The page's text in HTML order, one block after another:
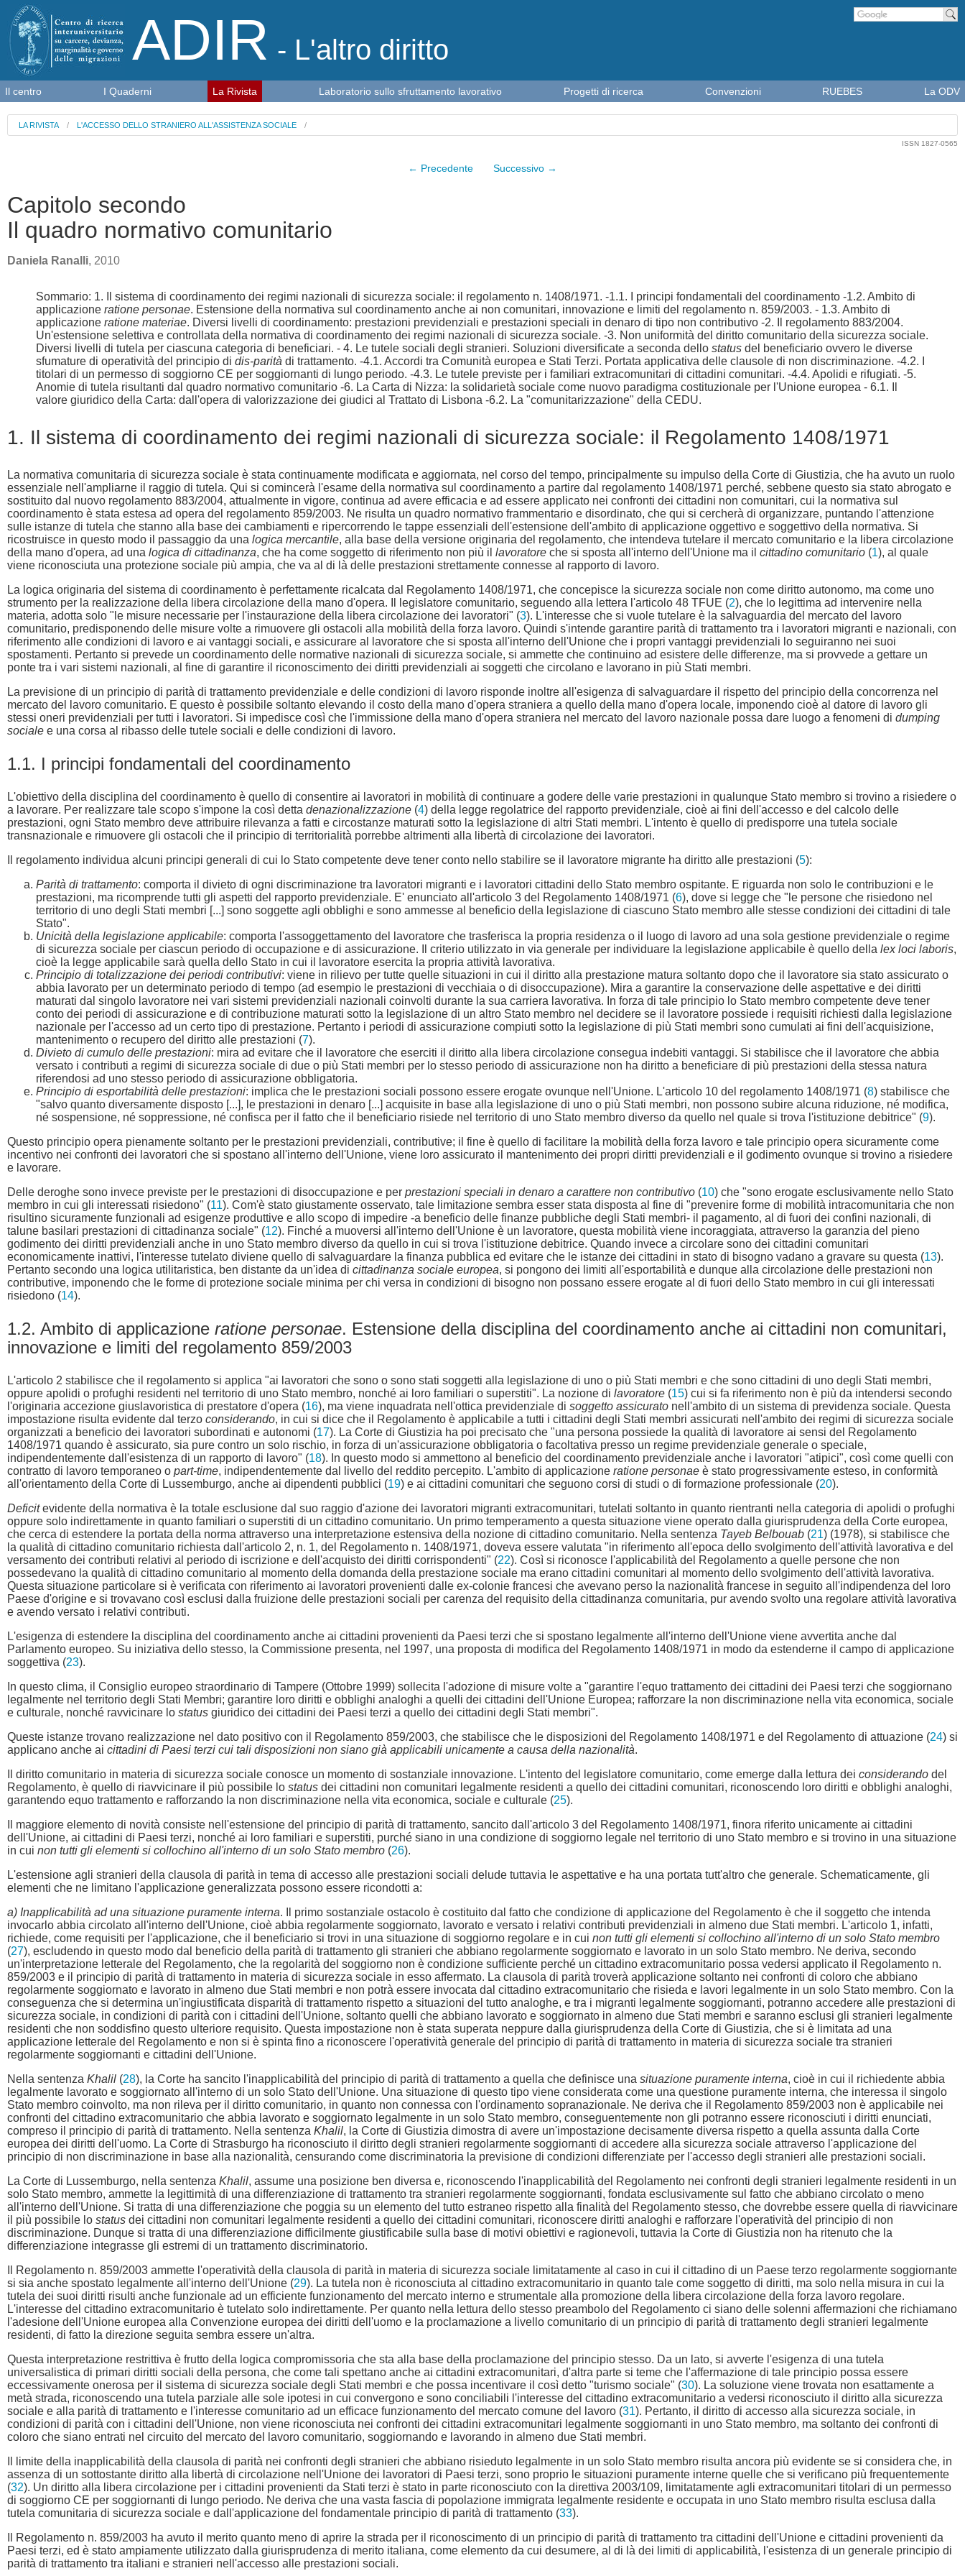
ADIR - L'altro diritto
LA RIVISTA / L'ACCESSO DELLO STRANIERO ALL'ASSISTENZA SOCIALE/
ISSN 1827-0565
← Precedente Successivo →
Capitolo secondo
Il quadro normativo comunitario
Daniela Ranalli, 2010
Sommario: 1. Il sistema di coordinamento dei regimi nazionali di sicurezza sociale: il regolamento n. 1408/1971. -1.1. I principi fondamentali del coordinamento -1.2. Ambito di
applicazione ratione personae. Estensione della normativa sul coordinamento anche ai non comunitari, innovazione e limiti del regolamento n. 859/2003. - 1.3. Ambito di
applicazione ratione materiae. Diversi livelli di coordinamento: prestazioni previdenziali e prestazioni speciali in denaro di tipo non contributivo -2. Il regolamento 883/2004.
Un'estensione selettiva e controllata della normativa di coordinamento dei regimi nazionali di sicurezza sociale. -3. Non uniformità del diritto comunitario della sicurezza sociale.
Diversi livelli di tutela per ciascuna categoria di beneficiari. - 4. Le tutele sociali degli stranieri. Soluzioni diversificate a seconda dello status del beneficiario ovvero le diverse
sfumature di operatività del principio di dis-parità di trattamento. -4.1. Accordi tra Comunità europea e Stati Terzi. Portata applicativa delle clausole di non discriminazione. -4.2. I
titolari di un permesso di soggiorno CE per soggiornanti di lungo periodo. -4.3. Le tutele previste per i familiari extracomunitari di cittadini comunitari. -4.4. Apolidi e rifugiati. -5.
Anomie di tutela risultanti dal quadro normativo comunitario -6. La Carta di Nizza: la solidarietà sociale come nuovo paradigma costituzionale per l'Unione europea - 6.1. Il
valore giuridico della Carta: dall'opera di valorizzazione dei giudici al Trattato di Lisbona -6.2. La "comunitarizzazione" della CEDU.
1. Il sistema di coordinamento dei regimi nazionali di sicurezza sociale: il Regolamento 1408/1971
La normativa comunitaria di sicurezza sociale è stata continuamente modificata e aggiornata, nel corso del tempo, principalmente su impulso della Corte di Giustizia, che ha avuto un ruolo
essenziale nell'ampliarne il raggio di tutela. Qui si comincerà l'esame della normativa sul coordinamento a partire dal regolamento 1408/1971 perché, sebbene questo sia stato abrogato e
sostituito dal nuovo regolamento 883/2004, attualmente in vigore, continua ad avere efficacia e ad essere applicato nei confronti dei cittadini non comunitari, cui la normativa sul
coordinamento è stata estesa ad opera del regolamento 859/2003. Ne risulta un quadro normativo frammentario e disordinato, che qui si cercherà di organizzare, puntando l'attenzione
sulle istanze di tutela che stanno alla base dei cambiamenti e ripercorrendo le tappe essenziali dell'estensione dell'ambito di applicazione oggettivo e soggettivo della normativa. Si
ricostruisce in questo modo il passaggio da una logica mercantile, alla base della versione originaria del regolamento, che intendeva tutelare il mercato comunitario e la libera circolazione
della mano d'opera, ad una logica di cittadinanza, che ha come soggetto di riferimento non più il lavoratore che si sposta all'interno dell'Unione ma il cittadino comunitario (1), al quale
viene riconosciuta una protezione sociale più ampia, che va al di là delle prestazioni strettamente connesse al rapporto di lavoro.
La logica originaria del sistema di coordinamento è perfettamente ricalcata dal Regolamento 1408/1971, che concepisce la sicurezza sociale non come diritto autonomo, ma come uno
strumento per la realizzazione della libera circolazione della mano d'opera. Il legislatore comunitario, seguendo alla lettera l'articolo 48 TFUE (2), che lo legittima ad intervenire nella
materia, adotta solo "le misure necessarie per l'instaurazione della libera circolazione dei lavoratori" (3). L'interesse che si vuole tutelare è la salvaguardia del mercato del lavoro
comunitario, predisponendo delle misure volte a rimuovere gli ostacoli alla mobilità della forza lavoro. Quindi s'intende garantire parità di trattamento tra i lavoratori migranti e nazionali, con
riferimento alle condizioni di lavoro e ai vantaggi sociali, e assicurare al lavoratore che si sposta all'interno dell'Unione che i propri vantaggi previdenziali lo seguiranno nei suoi
spostamenti. Pertanto si prevede un coordinamento delle normative nazionali di sicurezza sociale, si ammette che continuino ad esistere delle differenze, ma si provvede a gettare un
ponte tra i vari sistemi nazionali, al fine di garantire il riconoscimento dei diritti previdenziali ai soggetti che circolano e lavorano in più Stati membri.
La previsione di un principio di parità di trattamento previdenziale e delle condizioni di lavoro risponde inoltre all'esigenza di salvaguardare il rispetto del principio della concorrenza nel
mercato del lavoro comunitario. E questo è possibile soltanto elevando il costo della mano d'opera straniera a quello della mano d'opera locale, imponendo cioè al datore di lavoro gli
stessi oneri previdenziali per tutti i lavoratori. Si impedisce così che l'immissione della mano d'opera straniera nel mercato del lavoro nazionale possa dare luogo a fenomeni di dumping
sociale e una corsa al ribasso delle tutele sociali e delle condizioni di lavoro.
1.1. I principi fondamentali del coordinamento
L'obiettivo della disciplina del coordinamento è quello di consentire ai lavoratori in mobilità di continuare a godere delle varie prestazioni in qualunque Stato membro si trovino a risiedere o
a lavorare. Per realizzare tale scopo s'impone la così detta denazionalizzazione (4) della legge regolatrice del rapporto previdenziale, cioè ai fini dell'accesso e del calcolo delle
prestazioni, ogni Stato membro deve attribuire rilevanza a fatti e circostanze maturati sotto la legislazione di altri Stati membri. L'intento è quello di predisporre una tutela sociale
transnazionale e rimuovere gli ostacoli che il principio di territorialità porrebbe altrimenti alla libertà di circolazione dei lavoratori.
Il regolamento individua alcuni principi generali di cui lo Stato competente deve tener conto nello stabilire se il lavoratore migrante ha diritto alle prestazioni (5):
Parità di trattamento: comporta il divieto di ogni discriminazione tra lavoratori migranti e i lavoratori cittadini dello Stato membro ospitante. E riguarda non solo le contribuzioni e le
prestazioni, ma ricomprende tutti gli aspetti del rapporto previdenziale. E' enunciato all'articolo 3 del Regolamento 1408/1971 (6), dove si legge che "le persone che risiedono nel
territorio di uno degli Stati membri [...] sono soggette agli obblighi e sono ammesse al beneficio della legislazione di ciascuno Stato membro alle stesse condizioni dei cittadini di tale
Stato".
Unicità della legislazione applicabile: comporta l'assoggettamento del lavoratore che trasferisca la propria residenza o il luogo di lavoro ad una sola gestione previdenziale o regime
di sicurezza sociale per ciascun periodo di occupazione e di assicurazione. Il criterio utilizzato in via generale per individuare la legislazione applicabile è quello della lex loci laboris,
cioè la legge applicabile sarà quella dello Stato in cui il lavoratore esercita la propria attività lavorativa.
Principio di totalizzazione dei periodi contributivi: viene in rilievo per tutte quelle situazioni in cui il diritto alla prestazione matura soltanto dopo che il lavoratore sia stato assicurato o
abbia lavorato per un determinato periodo di tempo (ad esempio le prestazioni di vecchiaia o di disoccupazione). Mira a garantire la conservazione delle aspettative e dei diritti
maturati dal singolo lavoratore nei vari sistemi previdenziali nazionali coinvolti durante la sua carriera lavorativa. In forza di tale principio lo Stato membro competente deve tener
conto dei periodi di assicurazione e di contribuzione maturati sotto la legislazione di un altro Stato membro nel decidere se il lavoratore possiede i requisiti richiesti dalla legislazione
nazionale per l'accesso ad un certo tipo di prestazione. Pertanto i periodi di assicurazione compiuti sotto la legislazione di più Stati membri sono cumulati ai fini dell'acquisizione,
mantenimento o recupero del diritto alle prestazioni (7).
Divieto di cumulo delle prestazioni: mira ad evitare che il lavoratore che eserciti il diritto alla libera circolazione consegua indebiti vantaggi. Si stabilisce che il lavoratore che abbia
versato i contributi a regimi di sicurezza sociale di due o più Stati membri per lo stesso periodo di assicurazione non ha diritto a beneficiare di più prestazioni della stessa natura
riferendosi ad uno stesso periodo di assicurazione obbligatoria.
Principio di esportabilità delle prestazioni: implica che le prestazioni sociali possono essere erogate ovunque nell'Unione. L'articolo 10 del regolamento 1408/1971 (8) stabilisce che
"salvo quanto diversamente disposto [...], le prestazioni in denaro [...] acquisite in base alla legislazione di uno o più Stati membri, non possono subire alcuna riduzione, né modifica,
né sospensione, né soppressione, né confisca per il fatto che il beneficiario risiede nel territorio di uno Stato membro diverso da quello nel quale si trova l'istituzione debitrice" (9).
Questo principio opera pienamente soltanto per le prestazioni previdenziali, contributive; il fine è quello di facilitare la mobilità della forza lavoro e tale principio opera sicuramente come
incentivo nei confronti dei lavoratori che si spostano all'interno dell'Unione, viene loro assicurato il mantenimento dei propri diritti previdenziali e il godimento ovunque si trovino a risiedere
e lavorare.
Delle deroghe sono invece previste per le prestazioni di disoccupazione e per prestazioni speciali in denaro a carattere non contributivo (10) che "sono erogate esclusivamente nello Stato
membro in cui gli interessati risiedono" (11). Com'è stato giustamente osservato, tale limitazione sembra esser stata disposta al fine di "prevenire forme di mobilità intracomunitaria che non
risultino sicuramente funzionali ad esigenze produttive e allo scopo di impedire -a beneficio delle finanze pubbliche degli Stati membri- il pagamento, al di fuori dei confini nazionali, di
talune basilari prestazioni di cittadinanza sociale" (12). Finché a muoversi all'interno dell'Unione è un lavoratore, questa mobilità viene incoraggiata, attraverso la garanzia del pieno
godimento dei diritti previdenziali anche in uno Stato membro diverso da quello in cui si trova l'istituzione debitrice. Quando invece a circolare sono dei cittadini comunitari
economicamente inattivi, l'interesse tutelato diviene quello di salvaguardare la finanza pubblica ed evitare che le istanze dei cittadini in stato di bisogno vadano a gravare su questa (13).
Pertanto secondo una logica utilitaristica, ben distante da un'idea di cittadinanza sociale europea, si pongono dei limiti all'esportabilità e dunque alla circolazione delle prestazioni non
contributive, imponendo che le forme di protezione sociale minima per chi versa in condizioni di bisogno non possano essere erogate al di fuori dello Stato membro in cui gli interessati
risiedono (14).
1.2. Ambito di applicazione ratione personae. Estensione della disciplina del coordinamento anche ai cittadini non comunitari,
innovazione e limiti del regolamento 859/2003
L'articolo 2 stabilisce che il regolamento si applica "ai lavoratori che sono o sono stati soggetti alla legislazione di uno o più Stati membri e che sono cittadini di uno degli Stati membri,
oppure apolidi o profughi residenti nel territorio di uno Stato membro, nonché ai loro familiari o superstiti". La nozione di lavoratore (15) cui si fa riferimento non è più da intendersi secondo
l'originaria accezione giuslavoristica di prestatore d'opera (16), ma viene inquadrata nell'ottica previdenziale di soggetto assicurato nell'ambito di un sistema di previdenza sociale. Questa
impostazione risulta evidente dal terzo considerando, in cui si dice che il Regolamento è applicabile a tutti i cittadini degli Stati membri assicurati nell'ambito dei regimi di sicurezza sociale
organizzati a beneficio dei lavoratori subordinati e autonomi (17). La Corte di Giustizia ha poi precisato che "una persona possiede la qualità di lavoratore ai sensi del Regolamento
1408/1971 quando è assicurato, sia pure contro un solo rischio, in forza di un'assicurazione obbligatoria o facoltativa presso un regime previdenziale generale o speciale,
indipendentemente dall'esistenza di un rapporto di lavoro" (18). In questo modo si ammettono al beneficio del coordinamento previdenziale anche i lavoratori "atipici", così come quelli con
contratto di lavoro temporaneo o part-time, indipendentemente dal livello del reddito percepito. L'ambito di applicazione ratione personae è stato progressivamente esteso, in conformità
all'orientamento della Corte di Lussemburgo, anche ai dipendenti pubblici (19) e ai cittadini comunitari che seguono corsi di studi o di formazione professionale (20).
Deficitevidente della normativa è la totale esclusione dal suo raggio d'azione dei lavoratori migranti extracomunitari, tutelati soltanto in quanto rientranti nella categoria di apolidi o profughi
oppure solo indirettamente in quanto familiari o superstiti di un cittadino comunitario. Un primo temperamento a questa situazione viene operato dalla giurisprudenza della Corte europea,
che cerca di estendere la portata della norma attraverso una interpretazione estensiva della nozione di cittadino comunitario. Nella sentenza Tayeb Belbouab (21) (1978), si stabilisce che
la qualità di cittadino comunitario richiesta dall'articolo 2, n. 1, del Regolamento n. 1408/1971, doveva essere valutata "in riferimento all'epoca dello svolgimento dell'attività lavorativa e del
versamento dei contributi relativi al periodo di iscrizione e dell'acquisto dei diritti corrispondenti" (22). Così si riconosce l'applicabilità del Regolamento a quelle persone che non
possedevano la qualità di cittadino comunitario al momento della domanda della prestazione sociale ma erano cittadini comunitari al momento dello svolgimento dell'attività lavorativa.
Questa situazione particolare si è verificata con riferimento ai lavoratori provenienti dalle ex-colonie francesi che avevano perso la nazionalità francese in seguito all'indipendenza del loro
Paese d'origine e si trovavano così esclusi dalla fruizione delle prestazioni sociali per carenza del requisito della cittadinanza comunitaria, pur avendo svolto una regolare attività lavorativa
e avendo versato i relativi contributi.
L'esigenza di estendere la disciplina del coordinamento anche ai cittadini provenienti da Paesi terzi che si spostano legalmente all'interno dell'Unione viene avvertita anche dal
Parlamento europeo. Su iniziativa dello stesso, la Commissione presenta, nel 1997, una proposta di modifica del Regolamento 1408/1971 in modo da estenderne il campo di applicazione
soggettiva (23).
In questo clima, il Consiglio europeo straordinario di Tampere (Ottobre 1999) sollecita l'adozione di misure volte a "garantire l'equo trattamento dei cittadini dei Paesi terzi che soggiornano
legalmente nel territorio degli Stati Membri; garantire loro diritti e obblighi analoghi a quelli dei cittadini dell'Unione Europea; rafforzare la non discriminazione nella vita economica, sociale
e culturale, nonché ravvicinare lo status giuridico dei cittadini dei Paesi terzi a quello dei cittadini degli Stati membri".
Queste istanze trovano realizzazione nel dato positivo con il Regolamento 859/2003, che stabilisce che le disposizioni del Regolamento 1408/1971 e del Regolamento di attuazione (24) si
applicano anche ai cittadini di Paesi terzi cui tali disposizioni non siano già applicabili unicamente a causa della nazionalità.
Il diritto comunitario in materia di sicurezza sociale conosce un momento di sostanziale innovazione. L'intento del legislatore comunitario, come emerge dalla lettura dei considerando del
Regolamento, è quello di riavvicinare il più possibile lo status dei cittadini non comunitari legalmente residenti a quello dei cittadini comunitari, riconoscendo loro diritti e obblighi analoghi,
garantendo equo trattamento e rafforzando la non discriminazione nella vita economica, sociale e culturale (25).
Il maggiore elemento di novità consiste nell'estensione del principio di parità di trattamento, sancito dall'articolo 3 del Regolamento 1408/1971, finora riferito unicamente ai cittadini
dell'Unione, ai cittadini di Paesi terzi, nonché ai loro familiari e superstiti, purché siano in una condizione di soggiorno legale nel territorio di uno Stato membro e si trovino in una situazione
in cui non tutti gli elementi si collochino all'interno di un solo Stato membro (26).
L'estensione agli stranieri della clausola di parità in tema di accesso alle prestazioni sociali delude tuttavia le aspettative e ha una portata tutt'altro che generale. Schematicamente, gli
elementi che ne limitano l'applicazione generalizzata possono essere ricondotti a:
a) Inapplicabilità ad una situazione puramente interna. Il primo sostanziale ostacolo è costituito dal fatto che condizione di applicazione del Regolamento è che il soggetto che intenda
invocarlo abbia circolato all'interno dell'Unione, cioè abbia regolarmente soggiornato, lavorato e versato i relativi contributi previdenziali in almeno due Stati membri. L'articolo 1, infatti,
richiede, come requisiti per l'applicazione, che il beneficiario si trovi in una situazione di soggiorno regolare e in cui non tutti gli elementi si collochino all'interno di un solo Stato membro
(27), escludendo in questo modo dal beneficio della parità di trattamento gli stranieri che abbiano regolarmente soggiornato e lavorato in un solo Stato membro. Ne deriva, secondo
un'interpretazione letterale del Regolamento, che la regolarità del soggiorno non è condizione sufficiente perché un cittadino extracomunitario possa vedersi applicato il Regolamento n.
859/2003 e il principio di parità di trattamento in materia di sicurezza sociale in esso affermato. La clausola di parità troverà applicazione soltanto nei confronti di coloro che abbiano
regolarmente soggiornato e lavorato in almeno due Stati membri e non potrà essere invocata dal cittadino extracomunitario che risieda e lavori legalmente in un solo Stato membro. Con la
conseguenza che si determina un'ingiustificata disparità di trattamento rispetto a situazioni del tutto analoghe, e tra i migranti legalmente soggiornanti, potranno accedere alle prestazioni di
sicurezza sociale, in condizioni di parità con i cittadini dell'Unione, soltanto quelli che abbiano lavorato e soggiornato in almeno due Stati membri e saranno esclusi gli stranieri legalmente
residenti che non soddisfino questo ulteriore requisito. Questa impostazione non è stata superata neppure dalla giurisprudenza della Corte di Giustizia, che si è limitata ad una
applicazione letterale del Regolamento e non si è spinta fino a riconoscere l'operatività generale del principio di parità di trattamento in materia di sicurezza sociale tra stranieri
regolarmente soggiornanti e cittadini dell'Unione.
Nella sentenza Khalil (28), la Corte ha sancito l'inapplicabilità del principio di parità di trattamento a quella che definisce una situazione puramente interna, cioè in cui il richiedente abbia
legalmente lavorato e soggiornato all'interno di un solo Stato dell'Unione. Una situazione di questo tipo viene considerata come una questione puramente interna, che interessa il singolo
Stato membro coinvolto, ma non rileva per il diritto comunitario, in quanto non connessa con l'ordinamento sopranazionale. Ne deriva che il Regolamento 859/2003 non è applicabile nei
confronti del cittadino extracomunitario che abbia lavorato e soggiornato legalmente in un solo Stato membro, conseguentemente non gli potranno essere riconosciuti i diritti enunciati,
compreso il principio di parità di trattamento. Nella sentenza Khalil, la Corte di Giustizia dimostra di avere un'impostazione decisamente diversa rispetto a quella assunta dalla Corte
europea dei diritti dell'uomo. La Corte di Strasburgo ha riconosciuto il diritto degli stranieri regolarmente soggiornanti di accedere alla sicurezza sociale attraverso l'applicazione del
principio di non discriminazione in base alla nazionalità, censurando come discriminatoria la previsione di condizioni differenziate per l'accesso degli stranieri alle prestazioni sociali.
La Corte di Lussemburgo, nella sentenza Khalil, assume una posizione ben diversa e, riconoscendo l'inapplicabilità del Regolamento nei confronti degli stranieri legalmente residenti in un
solo Stato membro, ammette la legittimità di una differenziazione di trattamento tra stranieri regolarmente soggiornanti, fondata esclusivamente sul fatto che abbiano circolato o meno
all'interno dell'Unione. Si tratta di una differenziazione che poggia su un elemento del tutto estraneo rispetto alla finalità del Regolamento stesso, che dovrebbe essere quella di riavvicinare
il più possibile lo status dei cittadini non comunitari legalmente residenti a quello dei cittadini comunitari, riconoscere diritti analoghi e rafforzare l'operatività del principio di non
discriminazione. Dunque si tratta di una differenziazione difficilmente giustificabile sulla base di motivi obiettivi e ragionevoli, tuttavia la Corte di Giustizia non ha ritenuto che la
differenziazione integrasse gli estremi di un trattamento discriminatorio.
Il Regolamento n. 859/2003 ammette l'operatività della clausola di parità in materia di sicurezza sociale limitatamente al caso in cui il cittadino di un Paese terzo regolarmente soggiornante
si sia anche spostato legalmente all'interno dell'Unione (29). La tutela non è riconosciuta al cittadino extracomunitario in quanto tale come soggetto di diritti, ma solo nella misura in cui la
tutela dei suoi diritti risulti anche funzionale ad un efficiente funzionamento del mercato interno e strumentale alla promozione della libera circolazione della forza lavoro regolare.
L'interesse del cittadino extracomunitario è tutelato solo indirettamente. Per quanto nella lettura dello stesso preambolo del Regolamento ci siano delle solenni affermazioni che richiamano
l'adesione dell'Unione europea alla Convenzione europea dei diritti dell'uomo e la proclamazione a livello comunitario di un principio di parità di trattamento degli stranieri legalmente
residenti, di fatto la direzione seguita sembra essere un'altra.
Questa interpretazione restrittiva è frutto della logica compromissoria che sta alla base della proclamazione del principio stesso. Da un lato, si avverte l'esigenza di una tutela
universalistica di primari diritti sociali della persona, che come tali spettano anche ai cittadini extracomunitari, d'altra parte si teme che l'affermazione di tale principio possa essere
eccessivamente onerosa per il sistema di sicurezza sociale degli Stati membri e che possa incentivare il così detto "turismo sociale" (30). La soluzione viene trovata non esattamente a
metà strada, riconoscendo una tutela parziale alle sole ipotesi in cui convergono e sono conciliabili l'interesse del cittadino extracomunitario a vedersi riconosciuto il diritto alla sicurezza
sociale e alla parità di trattamento e l'interesse comunitario ad un efficace funzionamento del mercato comune del lavoro (31). Pertanto, il diritto di accesso alla sicurezza sociale, in
condizioni di parità con i cittadini dell'Unione, non viene riconosciuta nei confronti dei cittadini extracomunitari legalmente soggiornanti in uno Stato membro, ma soltanto dei confronti di
coloro che siano entrati nel circuito del mercato del lavoro comunitario, soggiornando e lavorando in almeno due Stati membri.
Il limite della inapplicabilità della clausola di parità nei confronti degli stranieri che abbiano risieduto legalmente in un solo Stato membro risulta ancora più evidente se si considera che, in
assenza di un sottostante diritto alla libertà di circolazione nell'Unione dei lavoratori di Paesi terzi, sono proprio le situazioni puramente interne quelle che si verificano più frequentemente
(32). Un diritto alla libera circolazione per i cittadini provenienti da Stati terzi è stato in parte riconosciuto con la direttiva 2003/109, limitatamente agli extracomunitari titolari di un permesso
di soggiorno CE per soggiornanti di lungo periodo. Ne deriva che una vasta fascia di popolazione immigrata legalmente residente e occupata in uno Stato membro risulta esclusa dalla
tutela comunitaria di sicurezza sociale e dall'applicazione del fondamentale principio di parità di trattamento (33).
Il Regolamento n. 859/2003 ha avuto il merito quanto meno di aprire la strada per il riconoscimento di un principio di parità di trattamento tra cittadini dell'Unione e cittadini provenienti da
Paesi terzi, ed è stato ampiamente utilizzato dalla giurisprudenza di merito italiana, come elemento da cui desumere, al di là dei limiti di applicabilità, l'esistenza di un generale principio di
parità di trattamento tra italiani e stranieri nell'accesso alle prestazioni sociali.
Il centro I Quaderni La Rivista Laboratorio sullo sfruttamento lavorativo Progetti di ricerca Convenzioni RUEBES La ODV